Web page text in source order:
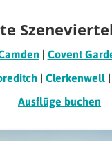
| Covent
| Clerkenwell|
Ausflüge buchen